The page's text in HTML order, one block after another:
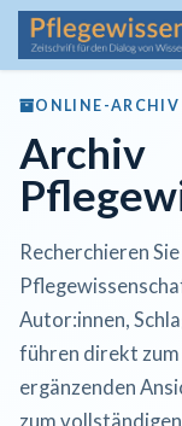
Zum Inhalt springen
ONLINE-ARCHIV
Archiv
Recherchieren
Autor:innen,
führen direkt zum
ergänzenden